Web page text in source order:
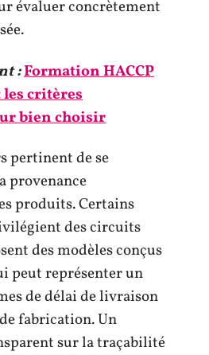
évaluer concrètement
:Formation HACCP
critères
bien choisir
pertinent de se
provenance
produits. Certains
des circuits
des modèles conçus
peut représenter un
de délai de livraison
fabrication. Un
sur la traçabilité